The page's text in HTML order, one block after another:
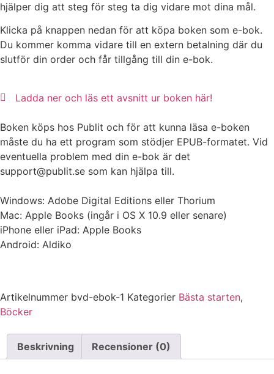
hjälper dig att steg för steg ta dig vidare mot dina mål.
Klicka på knappen nedan för att köpa boken som e-bok.
Du kommer komma vidare till en extern betalning där du
slutför din order och får tillgång till din e-bok.
Ladda ner och läs ett avsnitt ur boken här!
Boken köps hos Publit och för att kunna läsa e-boken
måste du ha ett program som stödjer EPUB-formatet. Vid
eventuella problem med din e-bok är det
support@publit.se som kan hjälpa till.
Windows: Adobe Digital Editions eller Thorium
Mac: Apple Books (ingår i OS X 10.9 eller senare)
iPhone eller iPad: Apple Books
Android: Aldiko
Artikelnummer bvd-ebok-1 Kategorier Bästa starten,
Böcker
Beskrivning Recensioner (0)